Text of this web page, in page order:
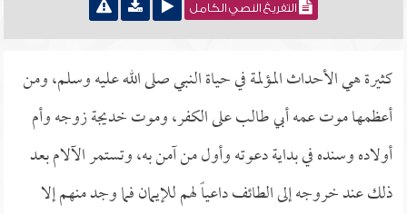
التفريغ النصي الكامل
كثيرة هي الأحداث المؤلمة في حياة النبي صلى الله عليه وسلم، ومن
أعظمها موت عمه أبي طالب على الكفر، وموت خديجة زوجه وأم
أولاده وسنده في بداية دعوته وأول من آمن به، وتستمر الآلام بعد
ذلك عند خروجه إلى الطائف داعياً لهم للإيمان فما وجد منهم إلا